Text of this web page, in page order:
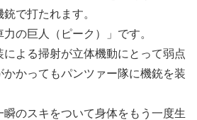
で打たれます。
の巨人（ピーク）」です。
による掃射が立体機動にとって弱点
かってもパンツァー隊に機銃を装
のスキをついて身体をもう一度生